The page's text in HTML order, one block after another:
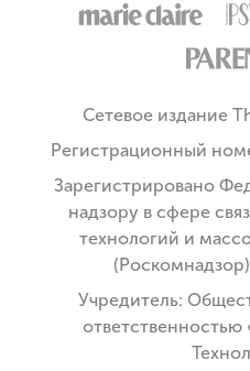
Сетевое издание
Регистрационный
Зарегистрировано
надзору в сфере
технологий и
Учредитель: